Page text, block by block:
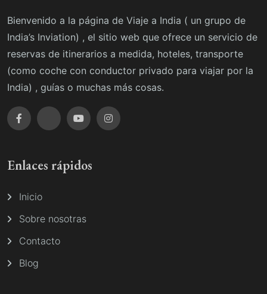
Bienvenido a la página de Viaje a India ( un grupo de
India’s Inviation) , el sitio web que ofrece un servicio de
reservas de itinerarios a medida, hoteles, transporte
(como coche con conductor privado para viajar por la
India) , guías o muchas más cosas.
Enlaces rápidos
Inicio
Sobre nosotras
Contacto
Blog